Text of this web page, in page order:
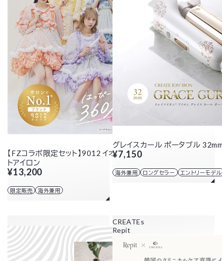
【FZコラボ限定セット】9012 イオンコードレス ストレー
トアイロン
¥13,200
限定販売 海外兼用
グレイスカール ポータブル
¥7,150
海外兼用 ロングセラー エントリーモデル
CREATEs
Repit